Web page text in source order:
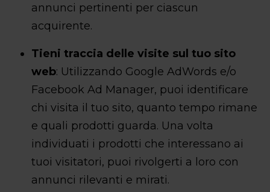
annunci pertinenti per ciascun
acquirente.
Tieni traccia delle visite sul tuo sito
web: Utilizzando Google AdWords e/o
Facebook Ad Manager, puoi identificare
chi visita il tuo sito, quanto tempo rimane
e quali prodotti guarda. Una volta
individuati i prodotti che interessano ai
tuoi visitatori, puoi rivolgerti a loro con
annunci rilevanti e mirati.